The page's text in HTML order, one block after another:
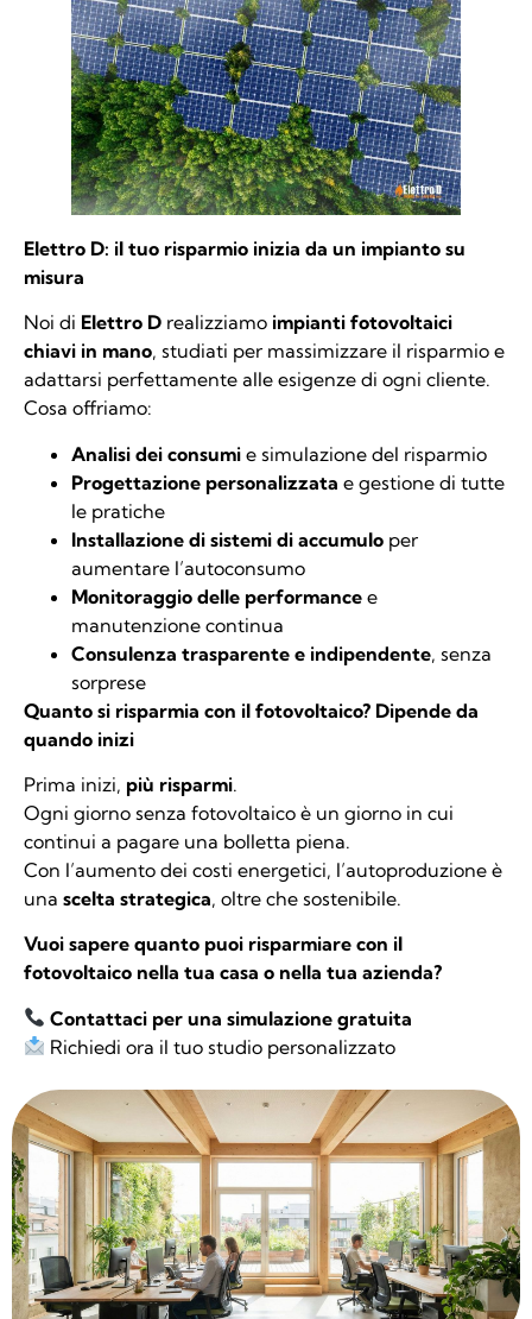
Elettro D: il tuo risparmio inizia da un impianto su
misura
Noi di Elettro D realizziamo impianti fotovoltaici
chiavi in mano, studiati per massimizzare il risparmio e
adattarsi perfettamente alle esigenze di ogni cliente.
Cosa offriamo:
Analisi dei consumi e simulazione del risparmio
Progettazione personalizzata e gestione di tutte
le pratiche
Installazione di sistemi di accumulo per
aumentare l’autoconsumo
Monitoraggio delle performance e
manutenzione continua
Consulenza trasparente e indipendente, senza
sorprese
Quanto si risparmia con il fotovoltaico? Dipende da
quando inizi
Prima inizi, più risparmi.
Ogni giorno senza fotovoltaico è un giorno in cui
continui a pagare una bolletta piena.
Con l’aumento dei costi energetici, l’autoproduzione è
una scelta strategica, oltre che sostenibile.
Vuoi sapere quanto puoi risparmiare con il
fotovoltaico nella tua casa o nella tua azienda?
Contattaci per una simulazione gratuita
Richiedi ora il tuo studio personalizzato